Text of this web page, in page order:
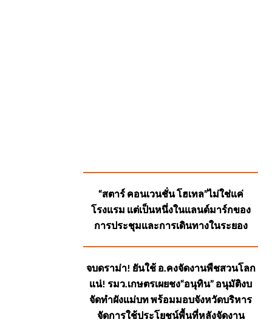
“สตาร์ คอนเวนชั่น โฮเทล”ไม่ใช่แค่
โรงแรม แต่เป็นหนึ่งในแลนด์มาร์กของ
การประชุมและการเดินทางในระยอง
จบดราม่า! ยันใช้ อ.คงจัดงานพืชสวนโลก
แน่! รมว.เกษตรเผยชง“อนุทิน” อนุมัติงบ
จัดทำผังแม่บท พร้อมมอบจังหวัดบริหาร
จัดการใช้ประโยชน์พื้นที่หลังจัดงาน